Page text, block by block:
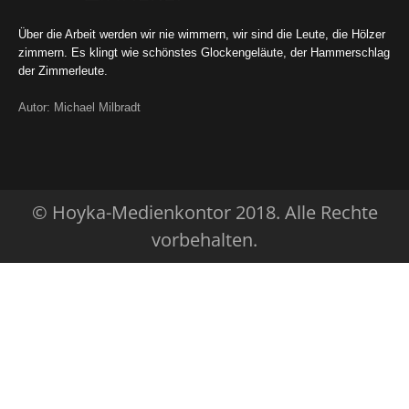
Über die Arbeit werden wir nie wimmern, wir sind die Leute, die Hölzer
zimmern. Es klingt wie schönstes Glockengeläute, der Hammerschlag
der Zimmerleute.
Autor: Michael Milbradt
© Hoyka-Medienkontor 2018. Alle Rechte
vorbehalten.